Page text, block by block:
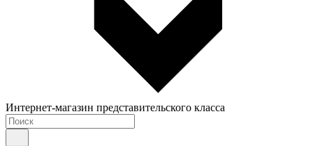
Интернет-магазин представительского класса